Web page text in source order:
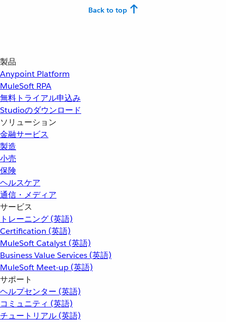
Back to top
製品
Anypoint Platform
MuleSoft RPA
無料トライアル申込み
Studioのダウンロード
ソリューション
金融サービス
製造
小売
保険
ヘルスケア
通信・メディア
サービス
トレーニング (英語)
Certification (英語)
MuleSoft Catalyst (英語)
Business Value Services (英語)
MuleSoft Meet-up (英語)
サポート
ヘルプセンター (英語)
コミュニティ (英語)
チュートリアル (英語)